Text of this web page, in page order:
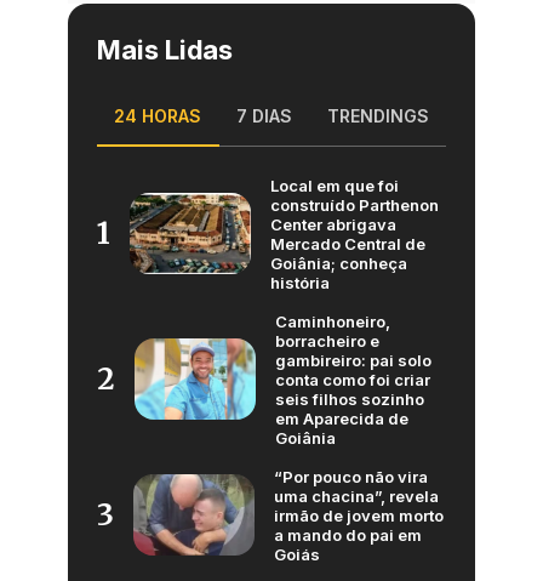
Mais Lidas
24 HORAS 7 DIAS TRENDINGS
1
Local em que foi
construído Parthenon
Center abrigava
Mercado Central de
Goiânia; conheça
história
2
Caminhoneiro,
borracheiro e
gambireiro: pai solo
conta como foi criar
seis filhos sozinho
em Aparecida de
Goiânia
3
“Por pouco não vira
uma chacina”, revela
irmão de jovem morto
a mando do pai em
Goiás